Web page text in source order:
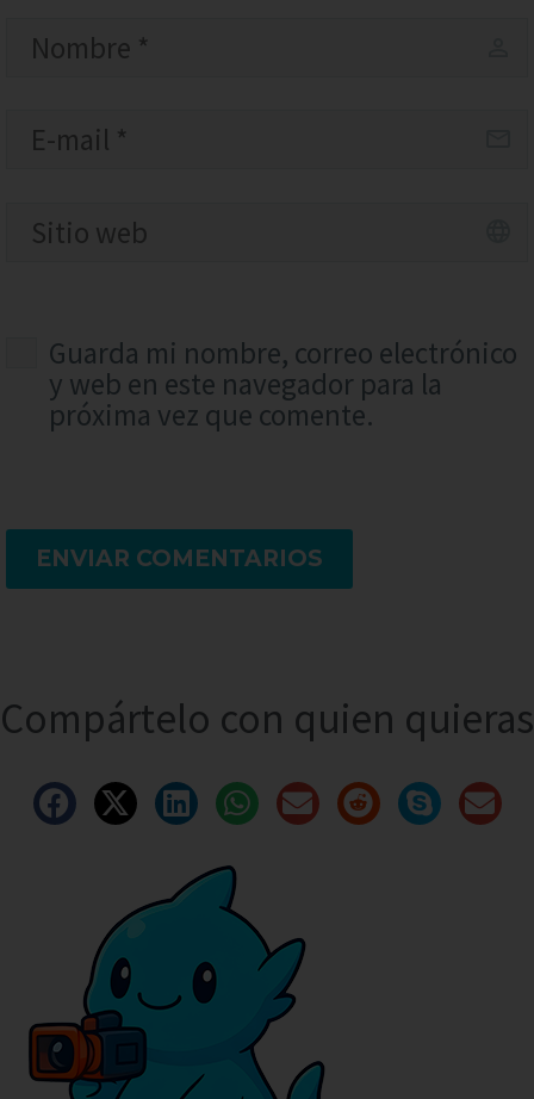
Guarda mi nombre, correo electrónico
y web en este navegador para la
próxima vez que comente.
ENVIAR COMENTARIOS
Compártelo con quien quieras